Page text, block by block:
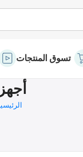
تسوق المنتجات